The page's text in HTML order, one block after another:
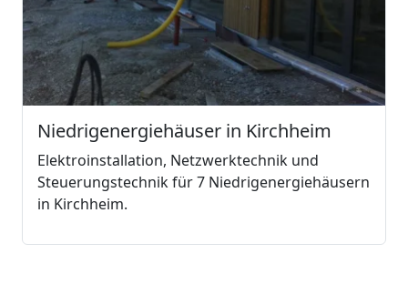
Niedrigenergiehäuser in Kirchheim
Elektroinstallation, Netzwerktechnik und
Steuerungstechnik für 7 Niedrigenergiehäusern
in Kirchheim.